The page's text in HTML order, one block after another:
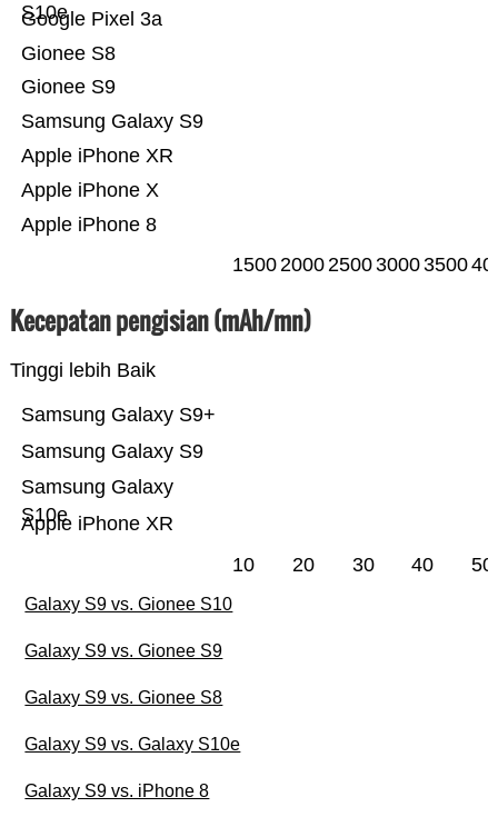
Apple iPhone 8
Apple iPhone X
Apple iPhone XR
Samsung Galaxy S9
Gionee S9
Gionee S8
Google Pixel 3a
S10e
15002000250030003500
Kecepatan pengisian (mAh/mn)
Tinggi lebih Baik
Apple iPhone XR
Samsung Galaxy
S10e
Samsung Galaxy S9
Samsung Galaxy S9+
10 20 30 40 50
Galaxy S9 vs. Gionee S10
Galaxy S9 vs. Gionee S9
Galaxy S9 vs. Gionee S8
Galaxy S9 vs. Galaxy S10e
Galaxy S9 vs. iPhone 8